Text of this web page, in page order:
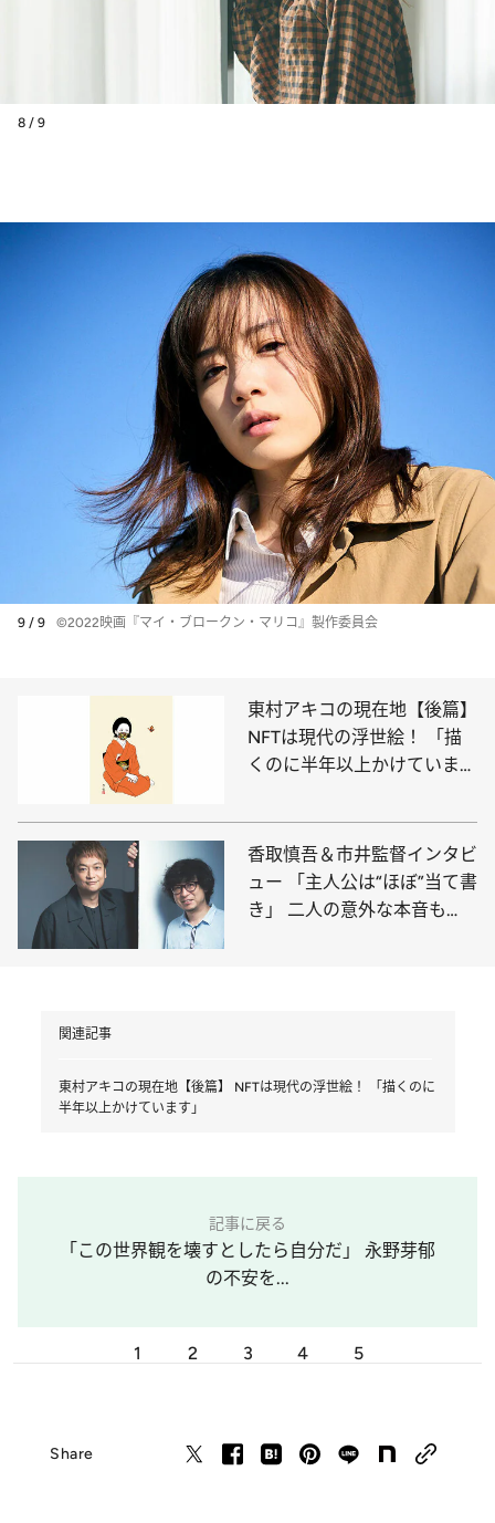
8 / 9
9 / 9 ©2022映画『マイ・ブロークン・マリコ』製作委員会
東村アキコの現在地【後篇】
NFTは現代の浮世絵！ 「描
くのに半年以上かけていま
香取慎吾＆市井監督インタビ
ュー 「主人公は“ほぼ”当て書
き」 二人の意外な本音も
関連記事
東村アキコの現在地【後篇】 NFTは現代の浮世絵！ 「描くのに
半年以上かけています」
記事に戻る
「この世界観を壊すとしたら自分だ」 永野芽郁
の不安を...
1 2 3 4 5
Share